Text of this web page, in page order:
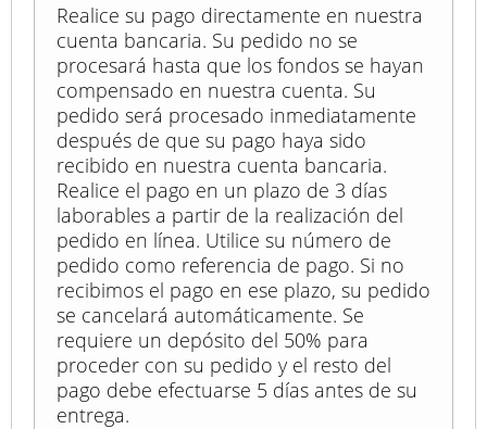
Realice su pago directamente en nuestra
cuenta bancaria. Su pedido no se
procesará hasta que los fondos se hayan
compensado en nuestra cuenta. Su
pedido será procesado inmediatamente
después de que su pago haya sido
recibido en nuestra cuenta bancaria.
Realice el pago en un plazo de 3 días
laborables a partir de la realización del
pedido en línea. Utilice su número de
pedido como referencia de pago. Si no
recibimos el pago en ese plazo, su pedido
se cancelará automáticamente. Se
requiere un depósito del 50% para
proceder con su pedido y el resto del
pago debe efectuarse 5 días antes de su
entrega.